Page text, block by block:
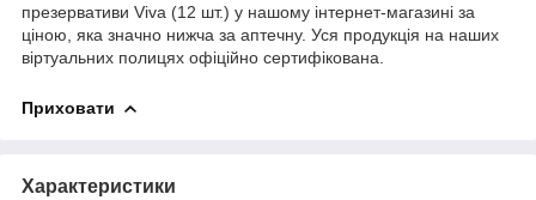
презервативи Viva (12 шт.) у нашому інтернет-магазині за
ціною, яка значно нижча за аптечну. Уся продукція на наших
віртуальних полицях офіційно сертифікована.
Приховати
Характеристики